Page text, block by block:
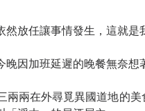
放任讓事情發生，這就是
因加班延遲的晚餐無奈想
兩兩在外尋覓異國道地的